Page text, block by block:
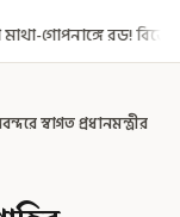
অসমে নাবালিকার
স্বাগত প্রধানমন্ত্রীর